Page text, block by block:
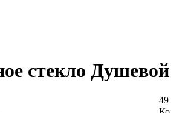
стекло
49